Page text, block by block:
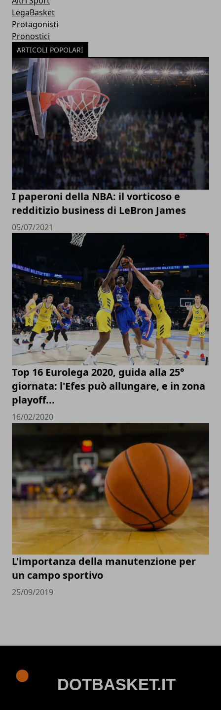
LegaBasket
Protagonisti
Pronostici
ARTICOLI POPOLARI
I paperoni della NBA: il vorticoso e
redditizio business di LeBron James
05/07/2021
Top 16 Eurolega 2020, guida alla 25°
giornata: l'Efes può allungare, e in zona
playoff...
16/02/2020
L'importanza della manutenzione per
un campo sportivo
25/09/2019